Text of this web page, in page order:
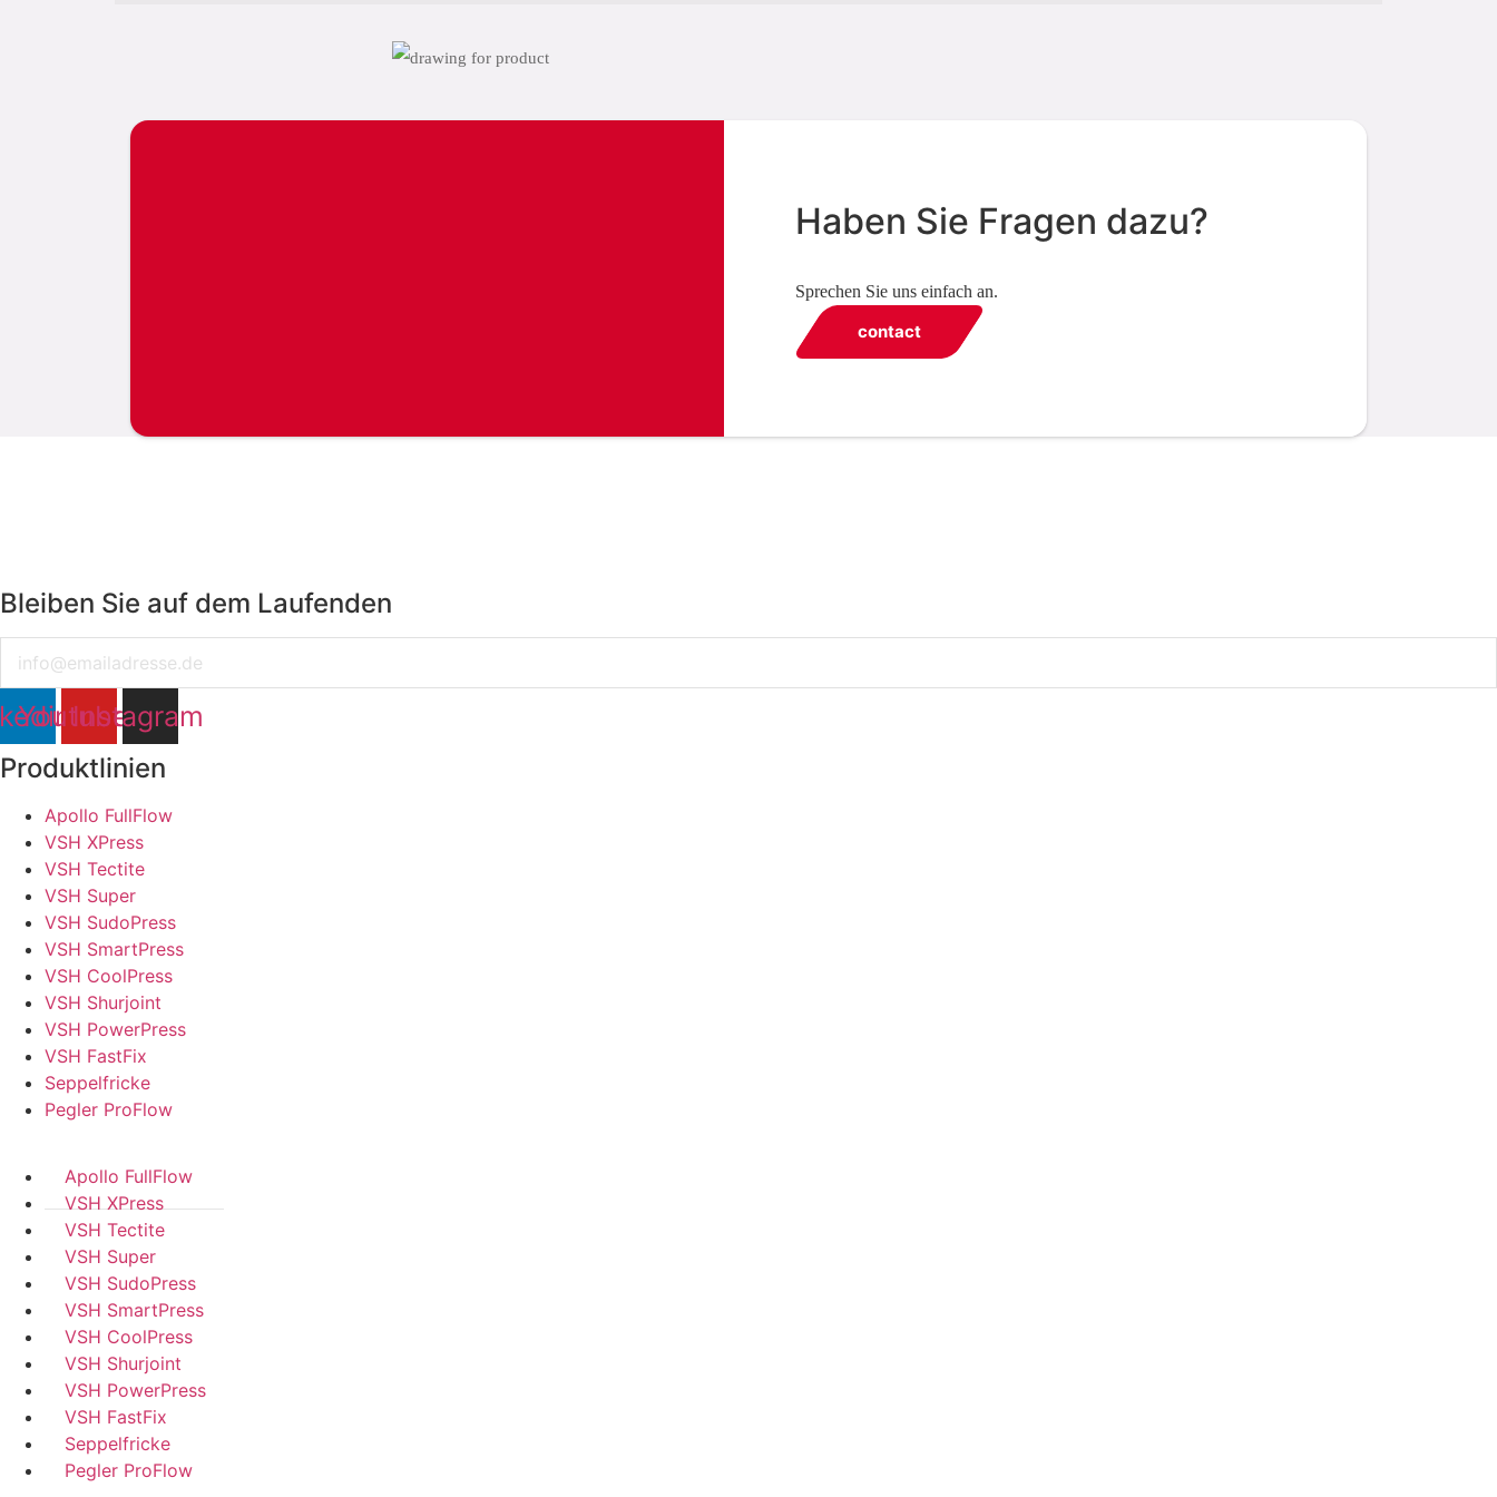
Haben Sie Fragen dazu?
Sprechen Sie uns einfach an.
contact
Bleiben Sie auf dem Laufenden
YoutubeInstagram
Produktlinien
Apollo FullFlow
VSH XPress
VSH Tectite
VSH Super
VSH SudoPress
VSH SmartPress
VSH CoolPress
VSH Shurjoint
VSH PowerPress
VSH FastFix
Seppelfricke
Pegler ProFlow
Apollo FullFlow
VSH XPress
VSH Tectite
VSH Super
VSH SudoPress
VSH SmartPress
VSH CoolPress
VSH Shurjoint
VSH PowerPress
VSH FastFix
Seppelfricke
Pegler ProFlow